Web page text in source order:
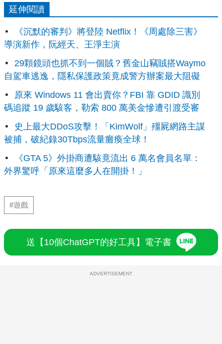
延伸閱讀
《沉默的審判》將登陸 Netflix！《周處除三害》
導演新作，阮經天、王淨主演
29顆鏡頭也抓不到一個賊？舊金山竊賊搭Waymo
自駕車逃逸，隱私保護政策竟成警方辦案最大阻礙
原來 Windows 11 會出賣你？FBI 靠 GDID 識別
碼追蹤 19 歲駭客，勒索 800 萬美金慘遭引渡受審
史上最大DDoS攻擊！「KimWolf」殭屍網路主謀
被捕，破紀錄30Tbps流量癱瘓全球！
《GTA 5》外掛商遭駭竟流出 6 萬名會員名單：
外界驚呼「原來這麼多人在開掛！」
#遊戲
送【10個ChatGPT的好工具】電子書
ADVERTISEMENT